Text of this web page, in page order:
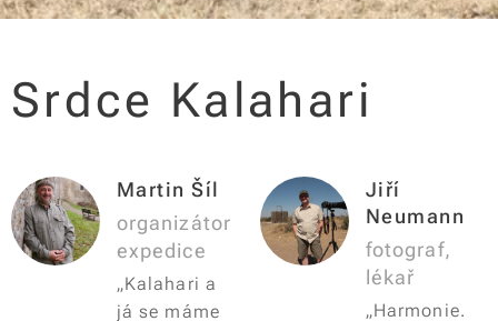
Srdce Kalahari
Martin Šíl
organizátor
expedice
„Kalahari a
já se máme
Jiří
Neumann
fotograf,
lékař
„Harmonie.